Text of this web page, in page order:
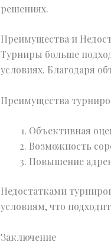
решениях.
Преимущества и
Турниры больше
условиях. Благодаря
Преимущества
Объективная
Возможность
Повышение
Недостатками
условиям, что
Заключение